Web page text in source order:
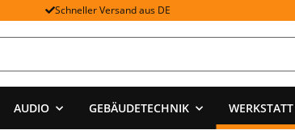
Schneller Versand aus DE
AUDIO GEBÄUDETECHNIK WERKSTATT